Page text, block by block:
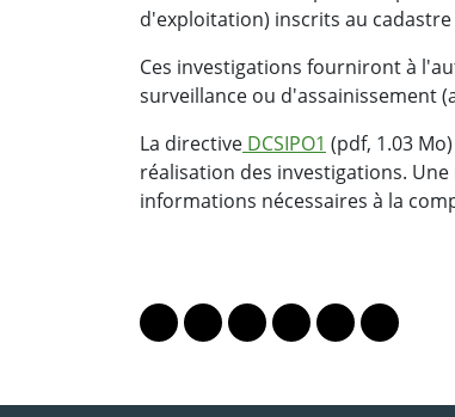
d'exploitation) inscrits au
Ces investigations fourniront à
surveillance ou d'assainissement
La directive DCSIPO1 (pdf, 1.03
réalisation des investigations.
informations nécessaires à la
Lien vers le profil Mastodon
Lien vers le profil Bluesky
Lien vers le profil
Lien vers le profil
Lien vers le
Lien